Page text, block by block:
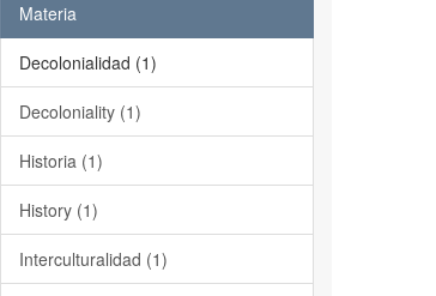
Materia
Decolonialidad (1)
Decoloniality (1)
Historia (1)
History (1)
Interculturalidad (1)